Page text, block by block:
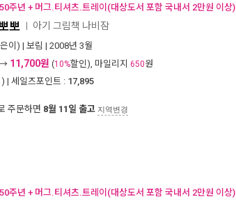
주년 + 머그.티셔츠.트레이(대상도서 포함 국내서 2만원 이상)
뽀 아기 그림책 나비잠
이) | 보림 | 2008년 3월
→ 11,700원 (10%할인), 마일리지 650원
) | 세일즈포인트 : 17,895
주문하면 8월 11일 출고 지역변경
주년 + 머그.티셔츠.트레이(대상도서 포함 국내서 2만원 이상)